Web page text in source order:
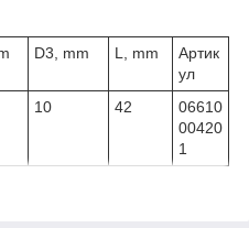
D3, mm L, mm
Артик
ул
10 42
06610
00420
1